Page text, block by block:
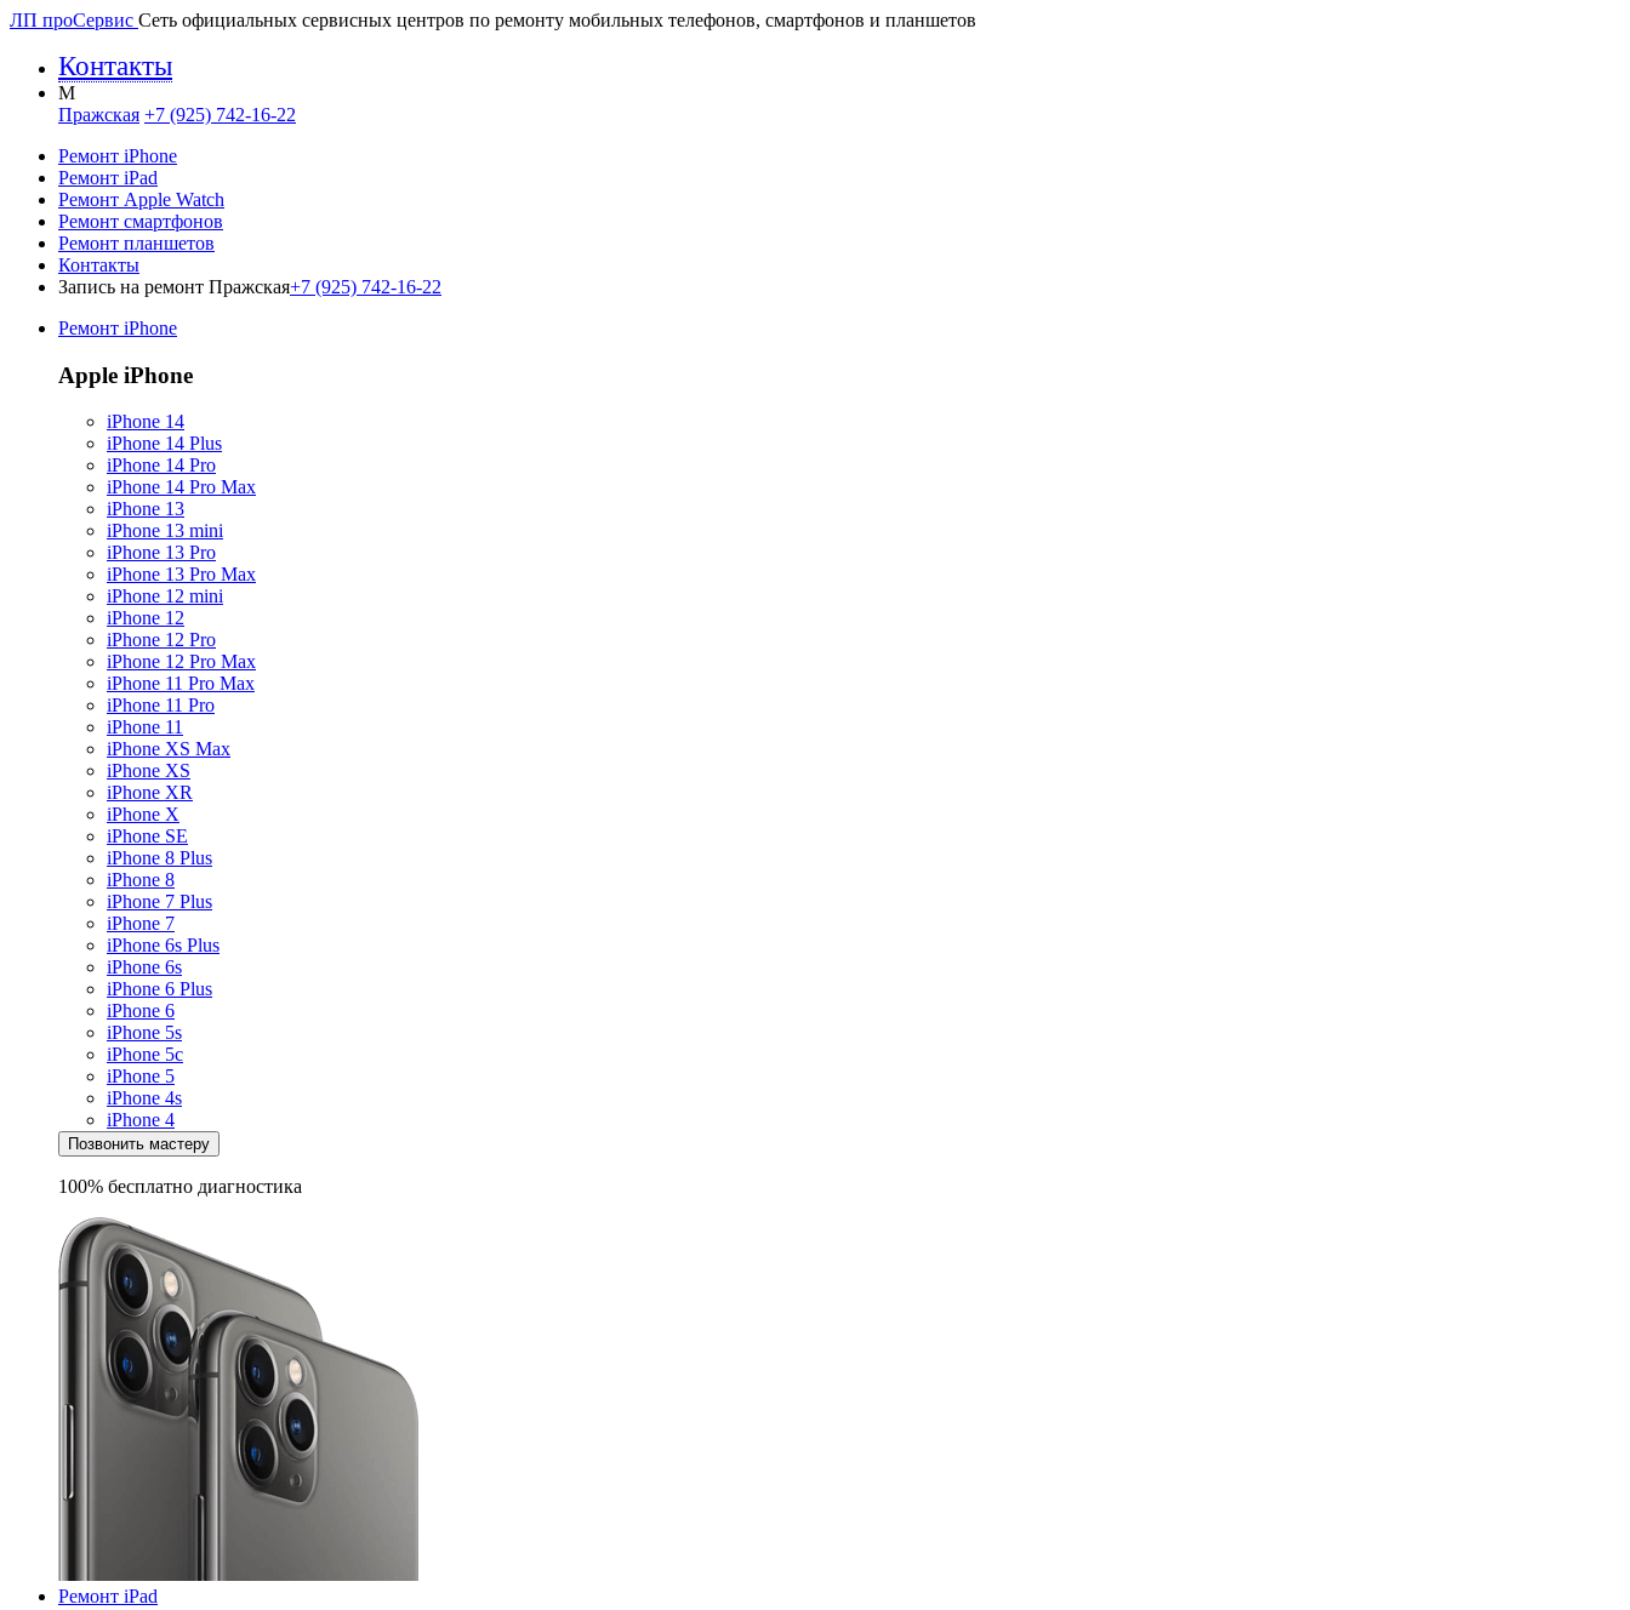
ЛП проСервис Сеть официальных сервисных центров по ремонту мобильных телефонов, смартфонов и планшетов
Контакты
M
Пражская +7 (925) 742-16-22
Ремонт iPhone
Ремонт iPad
Ремонт Apple Watch
Ремонт смартфонов
Ремонт планшетов
Контакты
Запись на ремонт Пражская+7 (925) 742-16-22
Ремонт iPhone
Apple iPhone
iPhone 14
iPhone 14 Plus
iPhone 14 Pro
iPhone 14 Pro Max
iPhone 13
iPhone 13 mini
iPhone 13 Pro
iPhone 13 Pro Max
iPhone 12 mini
iPhone 12
iPhone 12 Pro
iPhone 12 Pro Max
iPhone 11 Pro Max
iPhone 11 Pro
iPhone 11
iPhone XS Max
iPhone XS
iPhone XR
iPhone X
iPhone SE
iPhone 8 Plus
iPhone 8
iPhone 7 Plus
iPhone 7
iPhone 6s Plus
iPhone 6s
iPhone 6 Plus
iPhone 6
iPhone 5s
iPhone 5c
iPhone 5
iPhone 4s
iPhone 4
Позвонить мастеру
100% бесплатно диагностика
Ремонт iPad